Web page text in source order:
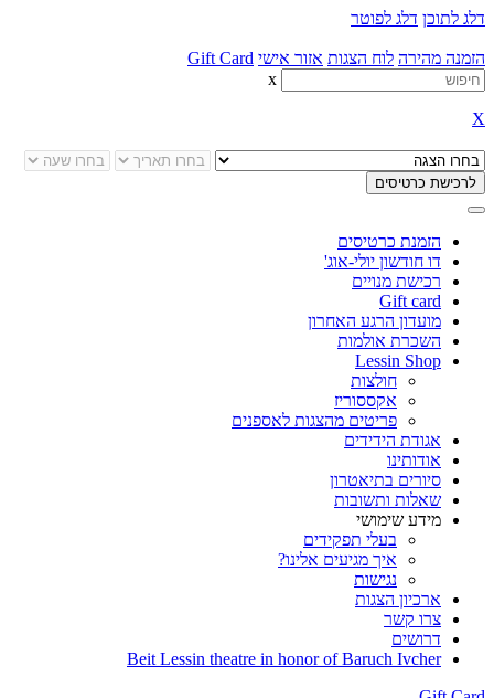
דלג לתוכן דלג לפוטר
הזמנה מהירה לוח הצגות אזור אישי Gift Card
x
X
הזמנת כרטיסים
דו חודשון יולי-אוג'
רכישת מנויים
Gift card
מועדון הרגע האחרון
השכרת אולמות
Lessin Shop
חולצות
אקססוריז
פריטים מהצגות לאספנים
אגודת הידידים
אודותינו
סיורים בתיאטרון
שאלות ותשובות
מידע שימושי
בעלי תפקידים
איך מגיעים אלינו?
נגישות
ארכיון הצגות
צרו קשר
דרושים
Beit Lessin theatre in honor of Baruch Ivcher